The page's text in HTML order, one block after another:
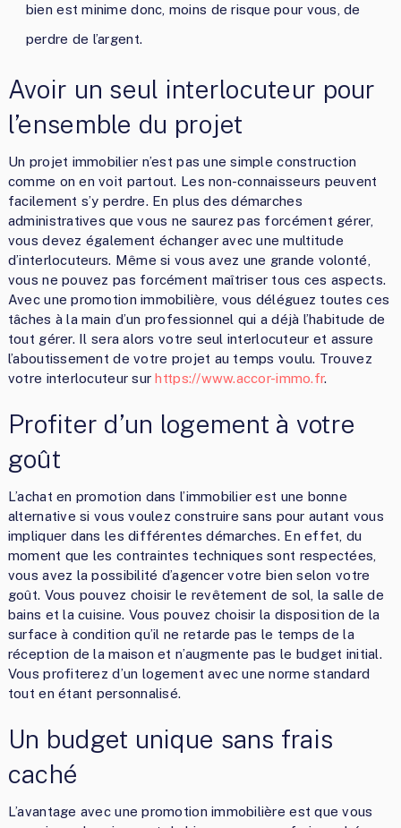
bien est minime donc, moins de risque pour vous, de
perdre de l’argent.
Avoir un seul interlocuteur pour
l’ensemble du projet
Un projet immobilier n’est pas une simple construction
comme on en voit partout. Les non-connaisseurs peuvent
facilement s’y perdre. En plus des démarches
administratives que vous ne saurez pas forcément gérer,
vous devez également échanger avec une multitude
d’interlocuteurs. Même si vous avez une grande volonté,
vous ne pouvez pas forcément maîtriser tous ces aspects.
Avec une promotion immobilière, vous déléguez toutes ces
tâches à la main d’un professionnel qui a déjà l’habitude de
tout gérer. Il sera alors votre seul interlocuteur et assure
l’aboutissement de votre projet au temps voulu. Trouvez
votre interlocuteur surhttps://www.accor-immo.fr.
Profiter d’un logement à votre
goût
L’achat en promotion dans l’immobilier est une bonne
alternative si vous voulez construire sans pour autant vous
impliquer dans les différentes démarches. En effet, du
moment que les contraintes techniques sont respectées,
vous avez la possibilité d’agencer votre bien selon votre
goût. Vous pouvez choisir le revêtement de sol, la salle de
bains et la cuisine. Vous pouvez choisir la disposition de la
surface à condition qu’il ne retarde pas le temps de la
réception de la maison et n’augmente pas le budget initial.
Vous profiterez d’un logement avec une norme standard
tout en étant personnalisé.
Un budget unique sans frais
caché
L’avantage avec une promotion immobilière est que vous